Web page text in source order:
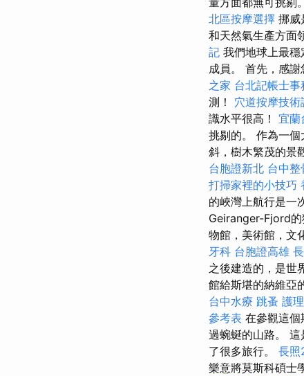
北區按摩選擇 挪威
和天然氣生產方面
記 我們地球上最
成員。 首先，感
之家 台北記帳士
測！ 穴道按摩技術
識水平很高！ 宜蘭
挑剔的。 作為一個
斜，樹木繁茂的景
台胞證新北 台中整
打掃家裡的小技巧
的峽灣上航行是一
Geiranger-Fjord的
物館，美術館，文
牙科 台胞證高雄
之後建造的，是世
館給斯堪的納維亞
台中水療 跳蚤 護
參考表 在參觀這個
過蜿蜒的山路。
了很多旅行。 長照
樂意將莫斯科碩士